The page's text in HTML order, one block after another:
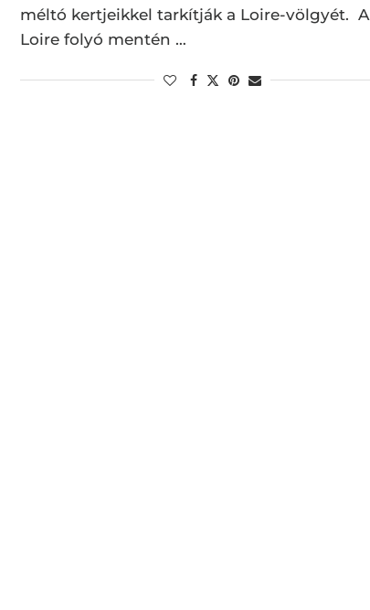
méltó kertjeikkel tarkítják a Loire-völgyét. A
Loire folyó mentén …